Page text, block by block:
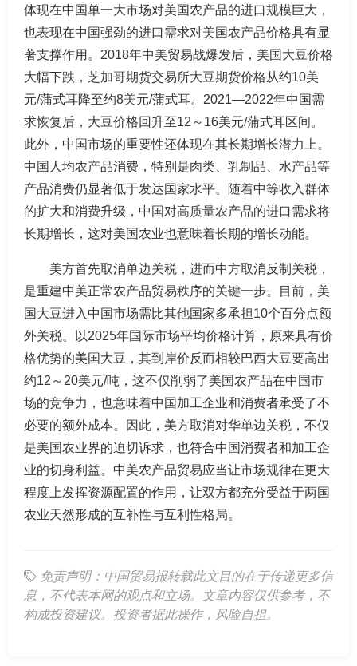
体现在中国单一大市场对美国农产品的进口规模巨大，
也表现在中国强劲的进口需求对美国农产品价格具有显
著支撑作用。2018年中美贸易战爆发后，美国大豆价格
大幅下跌，芝加哥期货交易所大豆期货价格从约10美
元/蒲式耳降至约8美元/蒲式耳。2021—2022年中国需
求恢复后，大豆价格回升至12～16美元/蒲式耳区间。
此外，中国市场的重要性还体现在其长期增长潜力上。
中国人均农产品消费，特别是肉类、乳制品、水产品等
产品消费仍显著低于发达国家水平。随着中等收入群体
的扩大和消费升级，中国对高质量农产品的进口需求将
长期增长，这对美国农业也意味着长期的增长动能。
美方首先取消单边关税，进而中方取消反制关税，
是重建中美正常农产品贸易秩序的关键一步。目前，美
国大豆进入中国市场需比其他国家多承担10个百分点额
外关税。以2025年国际市场平均价格计算，原来具有价
格优势的美国大豆，其到岸价反而相较巴西大豆要高出
约12～20美元/吨，这不仅削弱了美国农产品在中国市
场的竞争力，也意味着中国加工企业和消费者承受了不
必要的额外成本。因此，美方取消对华单边关税，不仅
是美国农业界的迫切诉求，也符合中国消费者和加工企
业的切身利益。中美农产品贸易应当让市场规律在更大
程度上发挥资源配置的作用，让双方都充分受益于两国
农业天然形成的互补性与互利性格局。
免责声明：中国贸易报转载此文目的在于传递更多信
息，不代表本网的观点和立场。文章内容仅供参考，不
构成投资建议。投资者据此操作，风险自担。